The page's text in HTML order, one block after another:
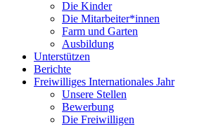
Die Kinder
Die Mitarbeiter*innen
Farm und Garten
Ausbildung
Unterstützen
Berichte
Freiwilliges Internationales Jahr
Unsere Stellen
Bewerbung
Die Freiwilligen